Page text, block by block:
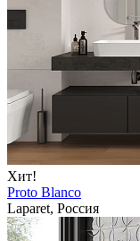
Хит!
Proto Blanco
Laparet, Россия